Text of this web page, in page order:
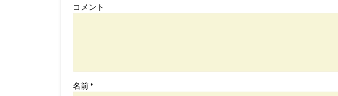
コメント
名前*